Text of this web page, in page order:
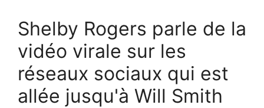
Shelby Rogers parle de la
vidéo virale sur les
réseaux sociaux qui est
allée jusqu'à Will Smith